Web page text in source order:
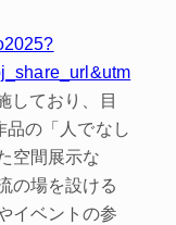
しており、目
の「人でなし
空間展示な
の場を設ける
イベントの参